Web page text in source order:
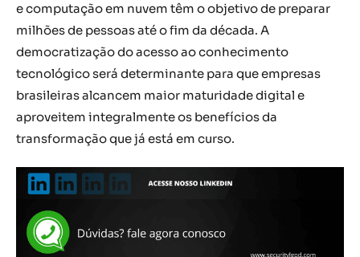
e computação em nuvem têm o objetivo de preparar
milhões de pessoas até o fim da década. A
democratização do acesso ao conhecimento
tecnológico será determinante para que empresas
brasileiras alcancem maior maturidade digital e
aproveitem integralmente os benefícios da
transformação que já está em curso.